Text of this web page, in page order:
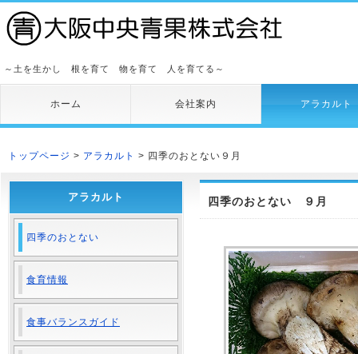
～土を生かし 根を育て 物を育て 人を育てる～
ホーム 会社案内 アラカルト
トップページ > アラカルト > 四季のおとない９月
四季のおとない ９月
アラカルト
四季のおとない
食育情報
食事バランスガイド